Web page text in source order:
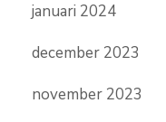
januari 2024
december 2023
november 2023